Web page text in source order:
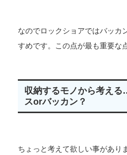
なのでロックショアではバッカ
すめです。この点が最も重要な
収納するモノから考え
スorバッカン？
ちょっと考えて欲しい事があり